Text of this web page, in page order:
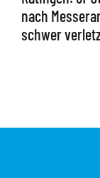
nach
schwer